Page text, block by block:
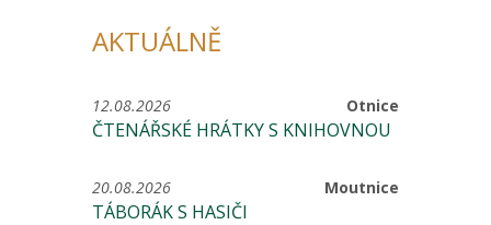
AKTUÁLNĚ
Otnice
12.08.2026
ČTENÁŘSKÉ HRÁTKY S KNIHOVNOU
Moutnice
20.08.2026
TÁBORÁK S HASIČI